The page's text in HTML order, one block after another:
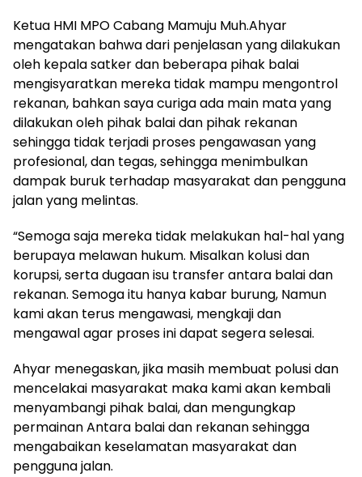
Ketua HMI MPO Cabang Mamuju Muh.Ahyar
mengatakan bahwa dari penjelasan yang dilakukan
oleh kepala satker dan beberapa pihak balai
mengisyaratkan mereka tidak mampu mengontrol
rekanan, bahkan saya curiga ada main mata yang
dilakukan oleh pihak balai dan pihak rekanan
sehingga tidak terjadi proses pengawasan yang
profesional, dan tegas, sehingga menimbulkan
dampak buruk terhadap masyarakat dan pengguna
jalan yang melintas.
“Semoga saja mereka tidak melakukan hal-hal yang
berupaya melawan hukum. Misalkan kolusi dan
korupsi, serta dugaan isu transfer antara balai dan
rekanan. Semoga itu hanya kabar burung, Namun
kami akan terus mengawasi, mengkaji dan
mengawal agar proses ini dapat segera selesai.
Ahyar menegaskan, jika masih membuat polusi dan
mencelakai masyarakat maka kami akan kembali
menyambangi pihak balai, dan mengungkap
permainan Antara balai dan rekanan sehingga
mengabaikan keselamatan masyarakat dan
pengguna jalan.